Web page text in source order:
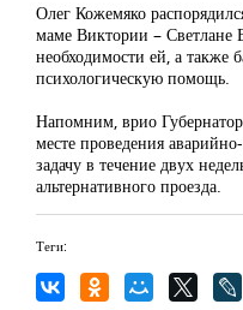
Олег Кожемяко
маме Виктории – Светлане
необходимости ей, а также
психологическую помощь.
Напомним, врио
месте проведения
задачу в течение двух
альтернативного проезда.
Теги: